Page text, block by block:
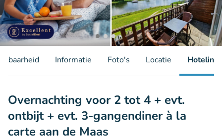
Informatie Foto's Locatie Hotelinfo
Overnachting voor 2 tot 4 + evt.
ontbijt + evt. 3-gangendiner à la
carte aan de Maas